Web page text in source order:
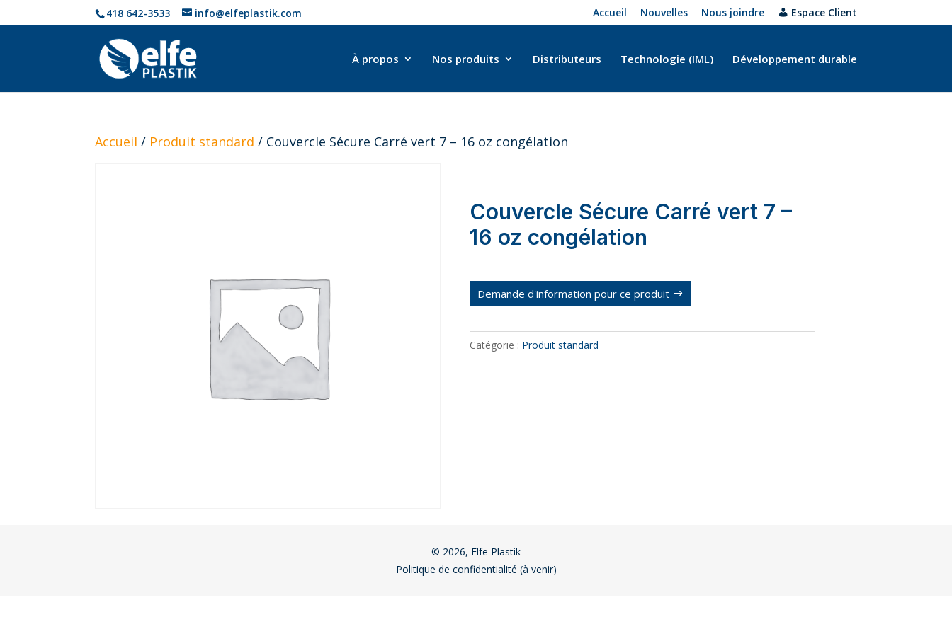
418 642-3533 info@elfeplastik.com Accueil Nouvelles Nous joindre Espace Client
À propos Nos produits Distributeurs Technologie (IML) Développement durable
Accueil / Produit standard / Couvercle Sécure Carré vert 7 – 16 oz congélation
Couvercle Sécure Carré vert 7 –
16 oz congélation
Demande d'information pour ce produit
Catégorie : Produit standard
© 2026, Elfe Plastik
Politique de confidentialité (à venir)